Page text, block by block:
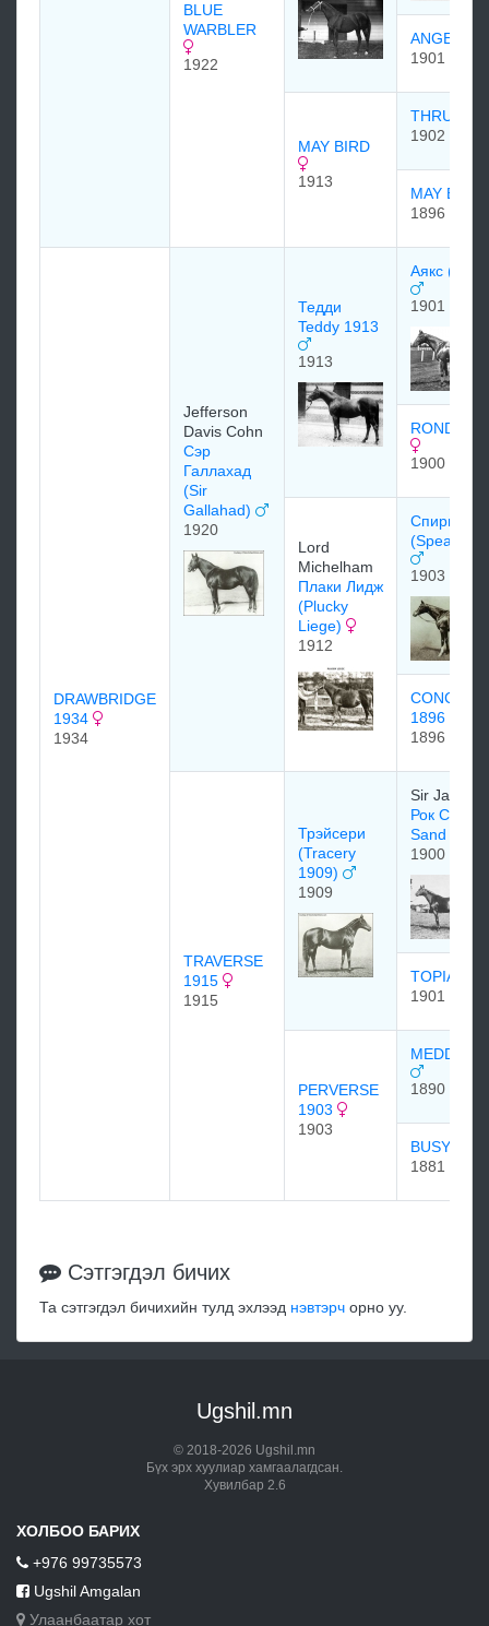
BLUE
WARBLER
1922
ANGELIC
1901
MAY BIRD
1913
THRUSH
1902
MAY
1896
DRAWBRIDGE
1934
1934
Jefferson
Davis Cohn
Сэр
Галлахад
(Sir
Gallahad)
1920
Тедди
Teddy 1913
1913
Аякс
1901
1900
Lord
Michelham
Плаки Лидж
(Plucky
Liege)
1912
Спирминт
1903
1896
1896
TRAVERSE
1915
1915
Трэйсери
(Tracery
1909)
1909
Sir James
Рок Сэнд
Sand
1900
TOPIARY
1901
PERVERSE
1903
1903
1890
1881
Сэтгэгдэл бичих
Та сэтгэгдэл бичихийн тулд эхлээд нэвтэрч орно уу.
Ugshil.mn
© 2018-2026 Ugshil.mn
Бүх эрх хуулиар хамгаалагдсан.
Хувилбар 2.6
ХОЛБОО БАРИХ
+976 99735573
Ugshil Amgalan
Улаанбаатар хот